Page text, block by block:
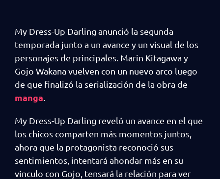
My Dress-Up Darling anunció la segunda
temporada junto a un avance y un visual de los
personajes de principales. Marin Kitagawa y
Gojo Wakana vuelven con un nuevo arco luego
de que finalizó la serialización de la obra de
manga
My Dress-Up Darling reveló un avance en el que
los chicos comparten más momentos juntos,
ahora que la protagonista reconoció sus
sentimientos, intentará ahondar más en su
vínculo con Gojo, tensará la relación para ver